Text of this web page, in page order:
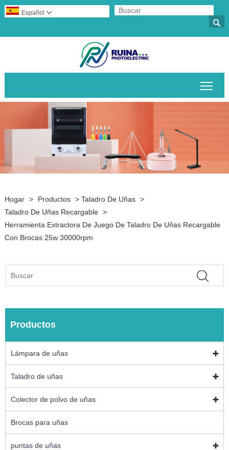

Español 
Hogar > Productos > Taladro De Uñas >
Taladro De Uñas Recargable >
Herramienta Extractora De Juego De Taladro De Uñas Recargable
Con Brocas 25w 30000rpm
Productos
Lámpara de uñas
Taladro de uñas
Colector de polvo de uñas
Brocas para uñas
puntas de uñas